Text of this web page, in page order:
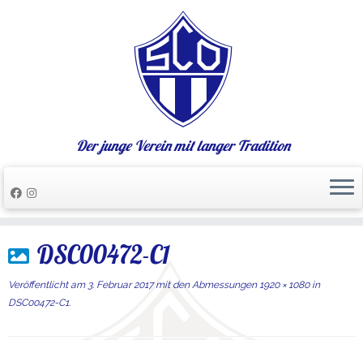
Inhalt
Der junge Verein mit langer Tradition
DSC00472-C1
Veröffentlicht am 3. Februar 2017mit den Abmessungen1920 × 1080in
DSC00472-C1.